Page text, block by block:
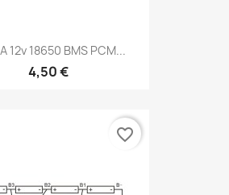
12v 18650 BMS PCM...
4,50 €
favorite_border